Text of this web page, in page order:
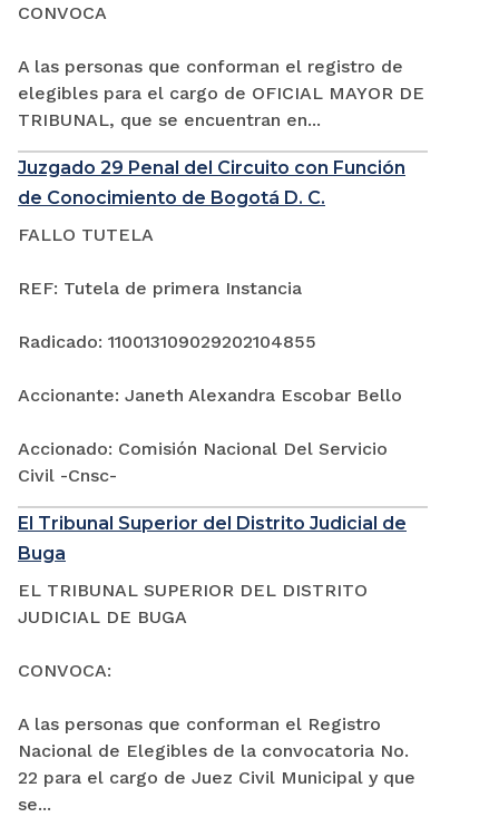
CONVOCA
A las personas que conforman el registro de
elegibles para el cargo de OFICIAL MAYOR DE
TRIBUNAL, que se encuentran en...
Juzgado 29 Penal del Circuito con Función
de Conocimiento de Bogotá D. C.
FALLO TUTELA
REF: Tutela de primera Instancia
Radicado: 110013109029202104855
Accionante: Janeth Alexandra Escobar Bello
Accionado: Comisión Nacional Del Servicio
Civil -Cnsc-
El Tribunal Superior del Distrito Judicial de
Buga
EL TRIBUNAL SUPERIOR DEL DISTRITO
JUDICIAL DE BUGA
CONVOCA:
A las personas que conforman el Registro
Nacional de Elegibles de la convocatoria No.
22 para el cargo de Juez Civil Municipal y que
se...